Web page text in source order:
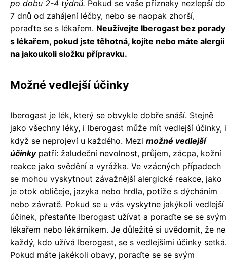
po dobu 2-4 týdnů. Pokud se vaše příznaky nezlepší do
7 dnů od zahájení léčby, nebo se naopak zhorší,
poraďte se s lékařem. Neužívejte Iberogast bez porady
s lékařem, pokud jste těhotná, kojíte nebo máte alergii
na jakoukoli složku přípravku.
Možné vedlejší účinky
Iberogast je lék, který se obvykle dobře snáší. Stejně
jako všechny léky, i Iberogast může mít vedlejší účinky, i
když se neprojeví u každého. Mezi možné vedlejší
účinkypatří: žaludeční nevolnost, průjem, zácpa, kožní
reakce jako svědění a vyrážka. Ve vzácných případech
se mohou vyskytnout závažnější alergické reakce, jako
je otok obličeje, jazyka nebo hrdla, potíže s dýcháním
nebo závratě. Pokud se u vás vyskytne jakýkoli vedlejší
účinek, přestaňte Iberogast užívat a poraďte se se svým
lékařem nebo lékárníkem. Je důležité si uvědomit, že ne
každý, kdo užívá Iberogast, se s vedlejšími účinky setká.
Pokud máte jakékoli obavy, poraďte se se svým